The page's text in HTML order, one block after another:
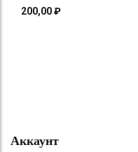
200,00₽
Аккаунт